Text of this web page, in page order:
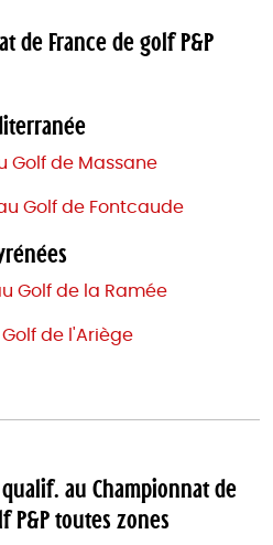
de France de golf P&P
Golf de Massane
Golf de Fontcaude
Golf de la Ramée
de l'Ariège
au Championnat de
P&P toutes zones